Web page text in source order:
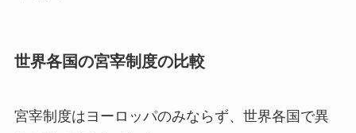
世界各国の宮宰制度の比較
宮宰制度はヨーロッパのみならず、世界各国で異